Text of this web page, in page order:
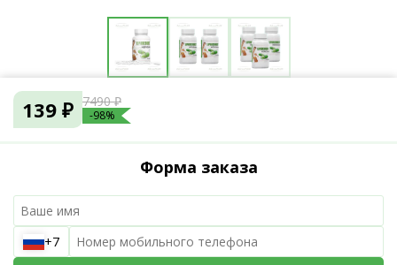
139 ₽ 7490 ₽
-98%
Форма заказа
+7